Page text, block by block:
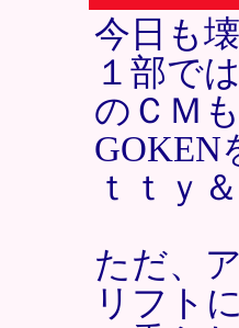
今日も
１部で
のＣＭ
GOKEN
ｔｔｙ
ただ、
リフト